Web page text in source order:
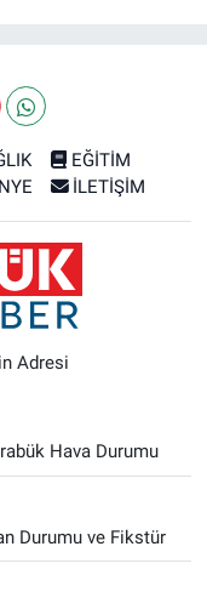
EĞİTİM
İLETİŞİM
Adresi
Hava Durumu
Durumu ve Fikstür